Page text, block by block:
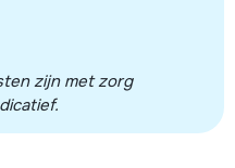
zijn met zorg